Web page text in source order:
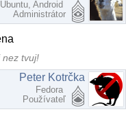
Android
Administrátor
nez tvuj!
Peter Kotrčka
Fedora
Používateľ